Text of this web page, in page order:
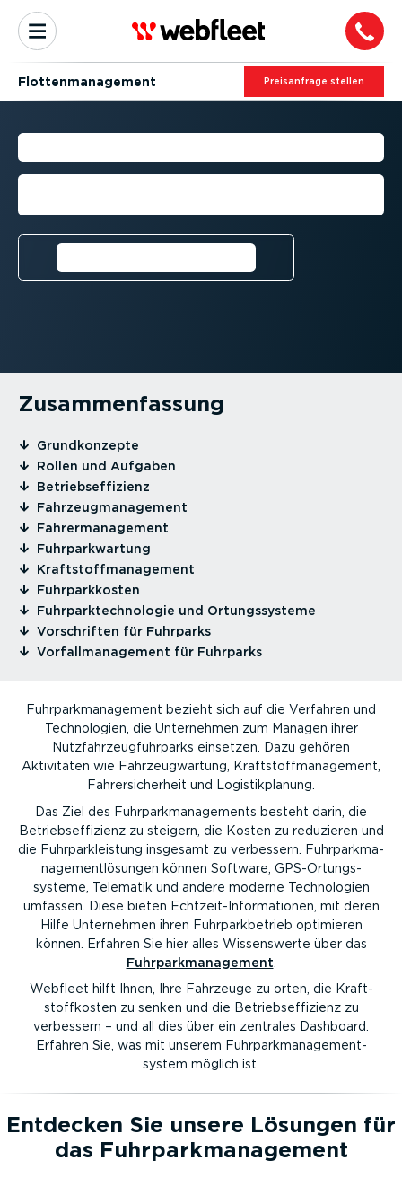
Flotten­ma­nagement Preis­an­frage stellen
FLOTTEN­MA­NAGEMENT
Optimieren Sie Ihr Unternehmen mit
Zusam­men­fassung
⁠Grund­kon­zepte
⁠Rollen und Aufgaben
⁠Betriebs­ef­fi­zienz
⁠Fahrzeug­ma­nagement
⁠Fahrer­ma­nagement
⁠Fuhrpark­wartung
⁠Kraft­stoff­ma­nagement
⁠Fuhrpark­kosten
⁠Fuhrpark­tech­no­logie und Ortungs­systeme
⁠Vorschriften für Fuhrparks
⁠Vorfall­ma­nagement für Fuhrparks
Fuhrpark­ma­nagement bezieht sich auf die Verfahren und
Techno­logien, die Unternehmen zum Managen ihrer
Nutzfahr­zeug­fuhr­parks einsetzen. Dazu gehören
Aktivitäten wie Fahrzeug­wartung, Kraft­stoff­ma­nagement,
Fahrer­si­cherheit und Logis­tik­planung.
Das Ziel des Fuhrpark­ma­nage­ments besteht darin, die
Betriebs­ef­fi­zienz zu steigern, die Kosten zu reduzieren und
die Fuhrparkleistung insgesamt zu verbessern. Fuhrpark­ma­
nage­ment­lö­sungen können Software, GPS-Or­tungs­
systeme, Telematik und andere moderne Techno­logien
umfassen. Diese bieten Echtzeit-In­for­ma­tionen, mit deren
Hilfe Unternehmen ihren Fuhrpark­be­trieb optimieren
können. Erfahren Sie hier alles Wissens­werte über das
Fuhrpark­ma­nagement
Webfleet hilft Ihnen, Ihre Fahrzeuge zu orten, die Kraft­
stoff­kosten zu senken und die Betriebs­ef­fi­zienz zu
verbessern – und all dies über ein zentrales Dashboard.
Erfahren Sie, was mit unserem Fuhrpark­ma­nage­ment­
system möglich ist.
Entdecken Sie unsere Lösungen für
das Fuhrpark­ma­nagement